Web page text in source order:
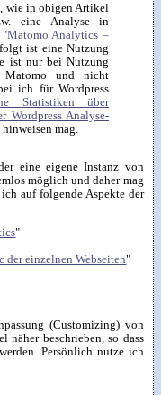
wie in obigen Artikel
eine Analyse in
"Matomo Analytics –
ist eine Nutzung
ist nur bei Nutzung
Matomo und nicht
ich für Wordpress
Statistiken über
Wordpress Analyse-
hinweisen mag.
eine eigene Instanz von
möglich und daher mag
auf folgende Aspekte der
"
einzelnen Webseiten"
(Customizing) von
beschrieben, so dass
Persönlich nutze ich